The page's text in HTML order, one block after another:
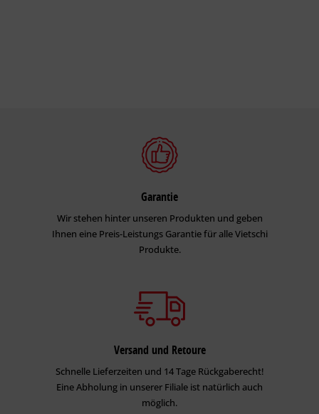
Garantie
Wir stehen hinter unseren Produkten und geben
Ihnen eine Preis-Leistungs Garantie für alle Vietschi
Produkte.
Versand und Retoure
Schnelle Lieferzeiten und 14 Tage Rückgaberecht!
Eine Abholung in unserer Filiale ist natürlich auch
möglich.